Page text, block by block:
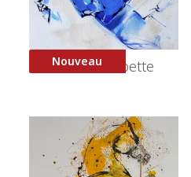
Nouveau
Blue Courbette